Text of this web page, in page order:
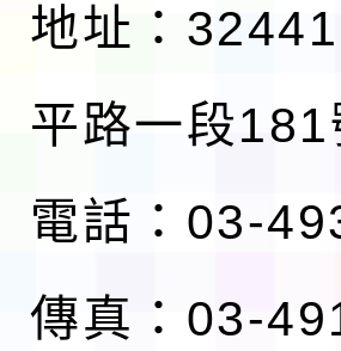
地址：
平路一段181
電話：03-
傳真：03-